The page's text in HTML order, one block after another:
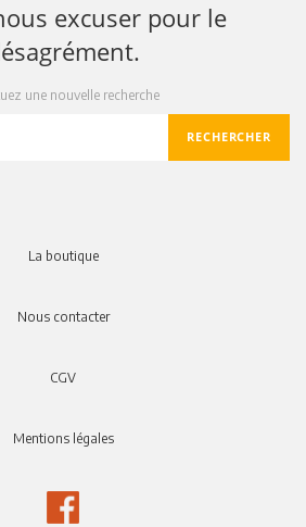
excuser pour le
une nouvelle recherche
search
RECHERCHER
La boutique
Nous contacter
CGV
Mentions légales